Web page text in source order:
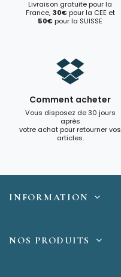
Livraison gratuite pour la
France, 30€pour la CEE et
50€pour la SUISSE
Comment acheter
Vous disposez de 30 jours
après
votre achat pour retourner vos
articles.
INFORMATION
NOS PRODUITS